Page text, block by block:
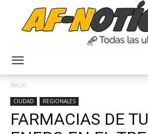
INICIO
CIUDAD REGIONALES
FARMACIAS DE